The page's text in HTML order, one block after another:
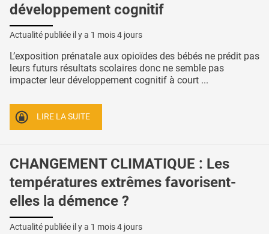
développement cognitif
Actualité publiée il y a 1 mois 4 jours
L’exposition prénatale aux opioïdes des bébés ne prédit pas
leurs futurs résultats scolaires donc ne semble pas
impacter leur développement cognitif à court ...
LIRE LA SUITE
CHANGEMENT CLIMATIQUE : Les
températures extrêmes favorisent-
elles la démence ?
Actualité publiée il y a 1 mois 4 jours